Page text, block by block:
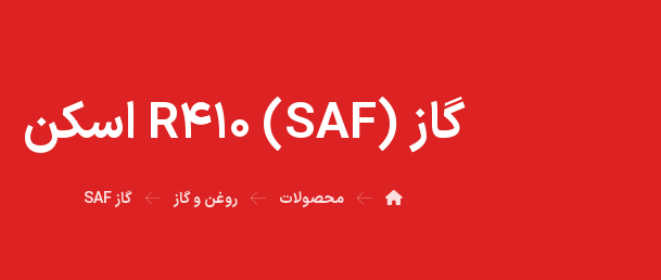
گاز (SAF) R۴۱۰ اسکن
محصولات روغن و گاز گاز SAF